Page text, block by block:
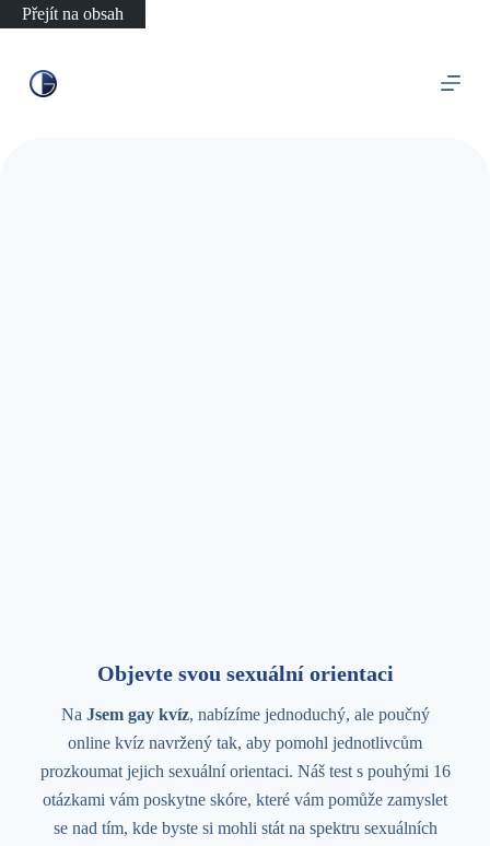
Přejít na obsah
Objevte svou sexuální orientaci
Na Jsem gay kvíz, nabízíme jednoduchý, ale poučný
online kvíz navržený tak, aby pomohl jednotlivcům
prozkoumat jejich sexuální orientaci. Náš test s pouhými 16
otázkami vám poskytne skóre, které vám pomůže zamyslet
se nad tím, kde byste si mohli stát na spektru sexuálních